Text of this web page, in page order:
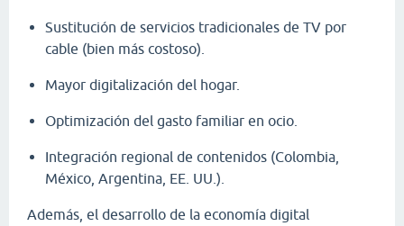
Sustitución de servicios tradicionales de TV por
cable (bien más costoso).
Mayor digitalización del hogar.
Optimización del gasto familiar en ocio.
Integración regional de contenidos (Colombia,
México, Argentina, EE. UU.).
Además, el desarrollo de la economía digital